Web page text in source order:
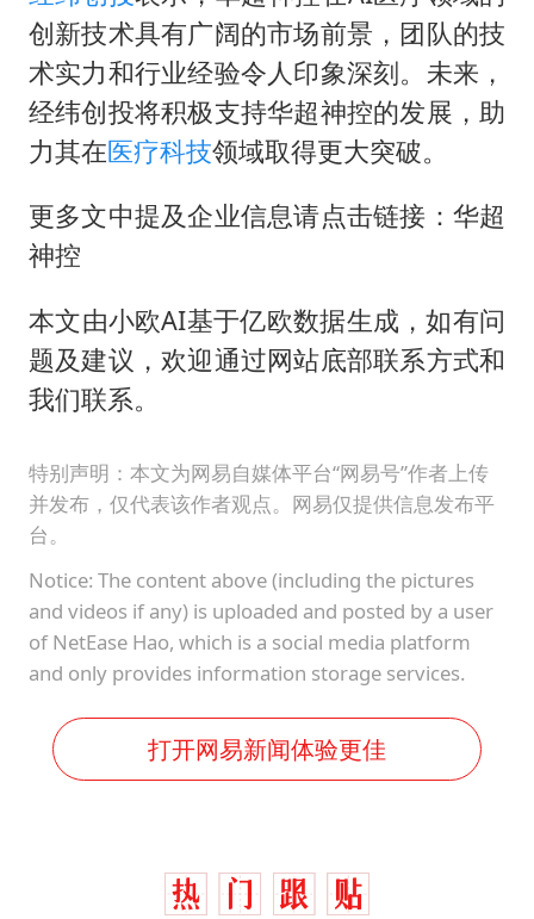
创新技术具有广阔的市场前景，团队的技
术实力和行业经验令人印象深刻。未来，
经纬创投将积极支持华超神控的发展，助
力其在医疗科技领域取得更大突破。
更多文中提及企业信息请点击链接：华超
神控
本文由小欧AI基于亿欧数据生成，如有问
题及建议，欢迎通过网站底部联系方式和
我们联系。
特别声明：本文为网易自媒体平台“网易号”作者上传
并发布，仅代表该作者观点。网易仅提供信息发布平
台。
Notice: The content above (including the pictures
and videos if any) is uploaded and posted by a user
of NetEase Hao, which is a social media platform
and only provides information storage services.
打开网易新闻体验更佳